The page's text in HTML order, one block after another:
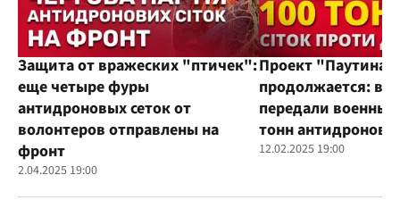
Защита от вражеских "птичек":
еще четыре фуры
антидроновых сеток от
волонтеров отправлены на
фронт
2.04.2025 19:00
Проект "Паутина"
продолжается:
передали
тонн
12.02.2025 19:00